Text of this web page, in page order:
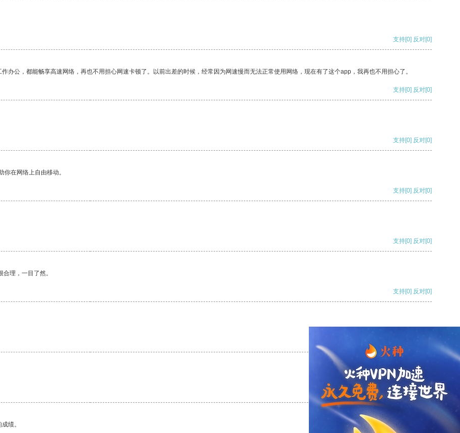
支持[0] 反对[0]
办公，都能畅享高速网络，再也不用担心网速卡顿了。以前出差的时候，经常因为网速慢而无法正常使用网络，现在有了这个app，我再也不用担心了。
支持[0] 反对[0]
支持[0] 反对[0]
在网络上自由移动。
支持[0] 反对[0]
支持[0] 反对[0]
理，一目了然。
支持[0] 反对[0]
支持 [0] 反对[0]
绩。